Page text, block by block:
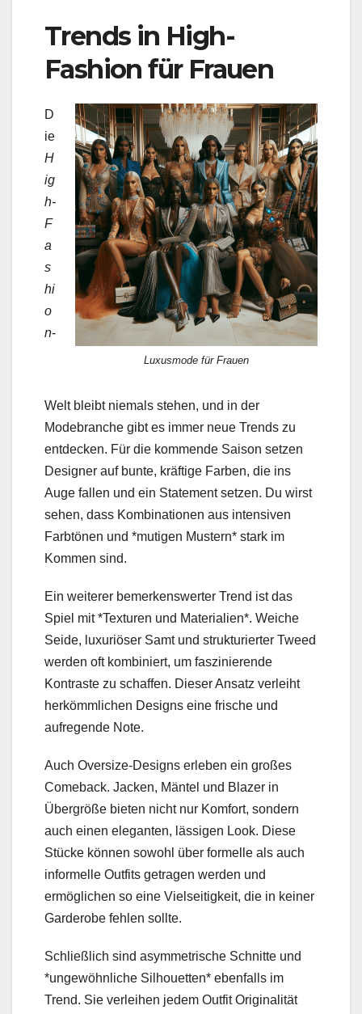
Trends in High-
Fashion für Frauen
Luxusmode für Frauen
D
ie
H
ig
h-
F
a
s
hi
o
n-
Welt bleibt niemals stehen, und in der
Modebranche gibt es immer neue Trends zu
entdecken. Für die kommende Saison setzen
Designer auf bunte, kräftige Farben, die ins
Auge fallen und ein Statement setzen. Du wirst
sehen, dass Kombinationen aus intensiven
Farbtönen und *mutigen Mustern* stark im
Kommen sind.
Ein weiterer bemerkenswerter Trend ist das
Spiel mit *Texturen und Materialien*. Weiche
Seide, luxuriöser Samt und strukturierter Tweed
werden oft kombiniert, um faszinierende
Kontraste zu schaffen. Dieser Ansatz verleiht
herkömmlichen Designs eine frische und
aufregende Note.
Auch Oversize-Designs erleben ein großes
Comeback. Jacken, Mäntel und Blazer in
Übergröße bieten nicht nur Komfort, sondern
auch einen eleganten, lässigen Look. Diese
Stücke können sowohl über formelle als auch
informelle Outfits getragen werden und
ermöglichen so eine Vielseitigkeit, die in keiner
Garderobe fehlen sollte.
Schließlich sind asymmetrische Schnitte und
*ungewöhnliche Silhouetten* ebenfalls im
Trend. Sie verleihen jedem Outfit Originalität